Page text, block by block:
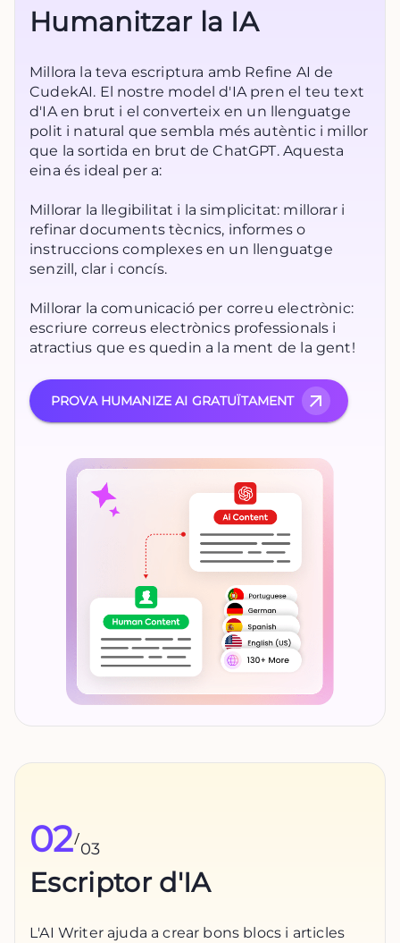
Humanitzar la IA
Millora la teva escriptura amb Refine AI de
CudekAI. El nostre model d'IA pren el teu text
d'IA en brut i el converteix en un llenguatge
polit i natural que sembla més autèntic i millor
que la sortida en brut de ChatGPT. Aquesta
eina és ideal per a:
Millorar la llegibilitat i la simplicitat: millorar i
refinar documents tècnics, informes o
instruccions complexes en un llenguatge
senzill, clar i concís.
Millorar la comunicació per correu electrònic:
escriure correus electrònics professionals i
atractius que es quedin a la ment de la gent!
PROVA HUMANIZE AI GRATUÏTAMENT
02/
03
Escriptor d'IA
L'AI Writer ajuda a crear bons blocs i articles